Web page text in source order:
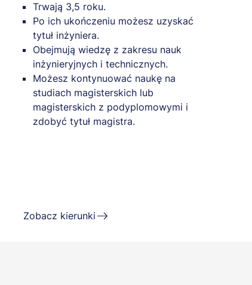
Trwają 3,5 roku.
Po ich ukończeniu możesz uzyskać
tytuł inżyniera.
Obejmują wiedzę z zakresu nauk
inżynieryjnych i technicznych.
Możesz kontynuować naukę na
studiach magisterskich lub
magisterskich z podyplomowymi i
zdobyć tytuł magistra.
Zobacz kierunki